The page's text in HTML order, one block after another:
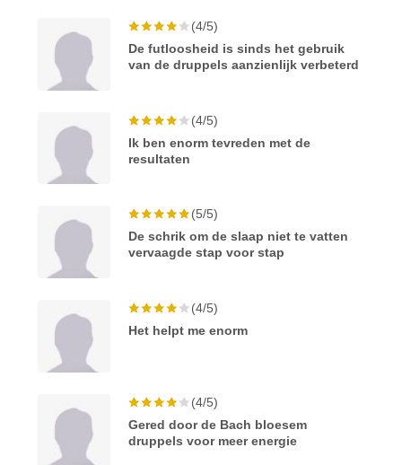
(4/5)
De futloosheid is sinds het gebruik
van de druppels aanzienlijk verbeterd
(4/5)
Ik ben enorm tevreden met de
resultaten
(5/5)
De schrik om de slaap niet te vatten
vervaagde stap voor stap
(4/5)
Het helpt me enorm
(4/5)
Gered door de Bach bloesem
druppels voor meer energie